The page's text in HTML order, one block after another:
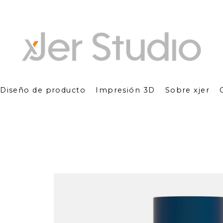
Diseño de producto Impresión 3D Sobre xjer